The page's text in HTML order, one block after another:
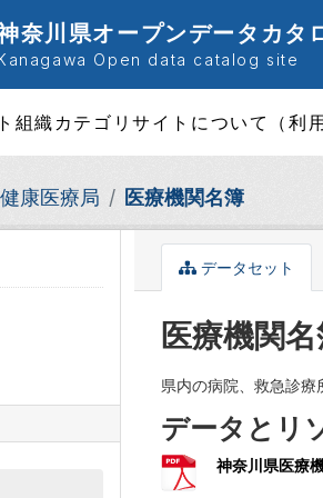
奈川県オープンデータカタ
Open data catalog site
組織 カテゴリサイトについて（利
康医療局 医療機関名簿
データセット
医療機関
県内の病院、救急診
データとリ
神奈川県医療